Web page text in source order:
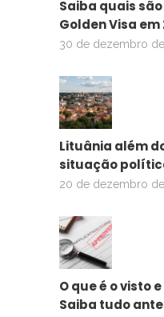
Saiba quais
Golden Visa em
30 de dezembro
Lituânia além
situação
20 de dezembro
O que é o visto
Saiba tudo